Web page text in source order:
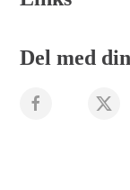
Del med